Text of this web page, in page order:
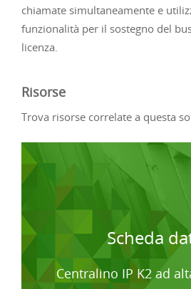
chiamate simultaneamente e
funzionalità per il sostegno del
licenza.
Risorse
Trova risorse correlate a questa
Scheda
Centralino IP K2 ad